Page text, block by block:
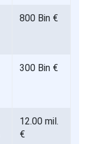
800 Bin €
300 Bin €
12.00 mil.
€